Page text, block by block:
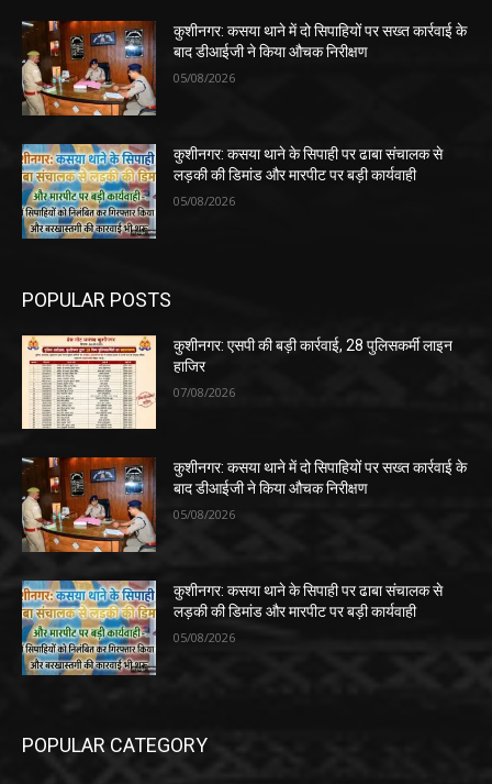
कुशीनगर: कसया थाने में दो सिपाहियों पर सख्त कार्रवाई के
बाद डीआईजी ने किया औचक निरीक्षण
05/08/2026
कुशीनगर: कसया थाने के सिपाही पर ढाबा संचालक से
लड़की की डिमांड और मारपीट पर बड़ी कार्यवाही
05/08/2026
POPULAR POSTS
कुशीनगर: एसपी की बड़ी कार्रवाई, 28 पुलिसकर्मी लाइन
हाजिर
07/08/2026
कुशीनगर: कसया थाने में दो सिपाहियों पर सख्त कार्रवाई के
बाद डीआईजी ने किया औचक निरीक्षण
05/08/2026
कुशीनगर: कसया थाने के सिपाही पर ढाबा संचालक से
लड़की की डिमांड और मारपीट पर बड़ी कार्यवाही
05/08/2026
POPULAR CATEGORY